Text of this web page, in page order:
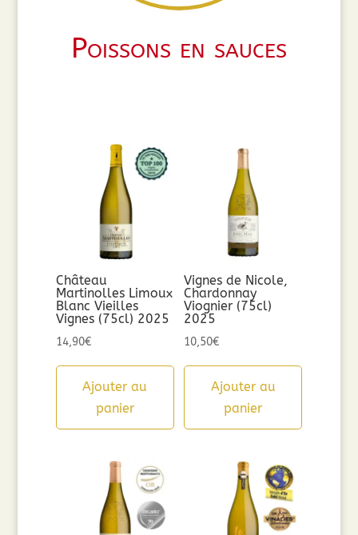
Poissons en sauces
Château
Martinolles Limoux
Blanc Vieilles
Vignes (75cl) 2025
14,90€
Ajouter au
panier
Vignes de Nicole,
Chardonnay
Viognier (75cl)
2025
10,50€
Ajouter au
panier